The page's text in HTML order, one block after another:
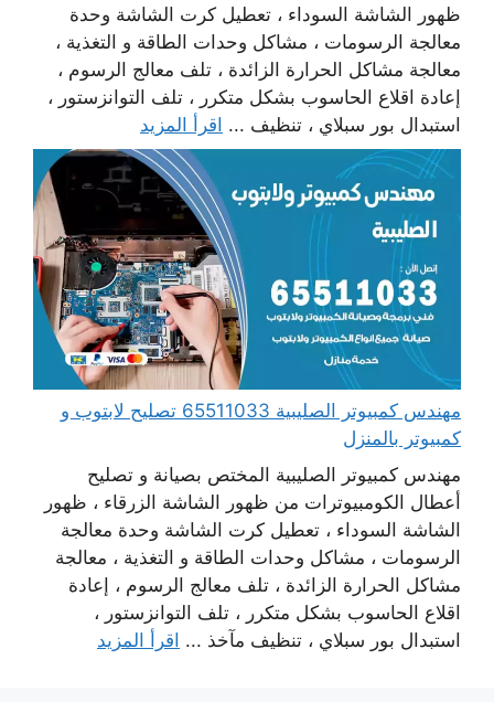
ظهور الشاشة السوداء ، تعطيل كرت الشاشة وحدة
معالجة الرسومات ، مشاكل وحدات الطاقة و التغذية ،
معالجة مشاكل الحرارة الزائدة ، تلف معالج الرسوم ،
إعادة اقلاع الحاسوب بشكل متكرر ، تلف التوانزستور ،
استبدال بور سبلاي ، تنظيف ... اقرأ المزيد
مهندس كمبيوتر الصليبية 65511033 تصليح لابتوب و
كمبيوتر بالمنزل
مهندس كمبيوتر الصليبية المختص بصيانة و تصليح
أعطال الكومبيوترات من ظهور الشاشة الزرقاء ، ظهور
الشاشة السوداء ، تعطيل كرت الشاشة وحدة معالجة
الرسومات ، مشاكل وحدات الطاقة و التغذية ، معالجة
مشاكل الحرارة الزائدة ، تلف معالج الرسوم ، إعادة
اقلاع الحاسوب بشكل متكرر ، تلف التوانزستور ،
استبدال بور سبلاي ، تنظيف مآخذ ... اقرأ المزيد